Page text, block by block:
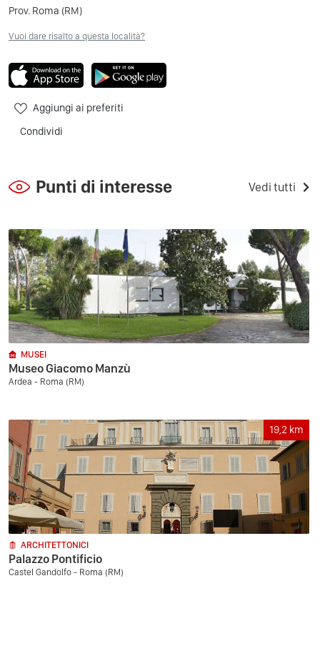
Prov. Roma (RM)
Vuoi dare risalto a questa località?
Aggiungi ai preferiti
Condividi
Punti di interesse Vedi tutti
MUSEI
Museo Giacomo Manzù
Ardea - Roma (RM)
19,2 km
ARCHITETTONICI
Palazzo Pontificio
Castel Gandolfo - Roma (RM)